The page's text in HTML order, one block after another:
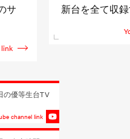
サ
link
新台を全て収
の優等生台TV
channel link